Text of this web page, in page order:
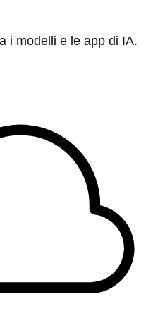
i modelli e le app di IA.